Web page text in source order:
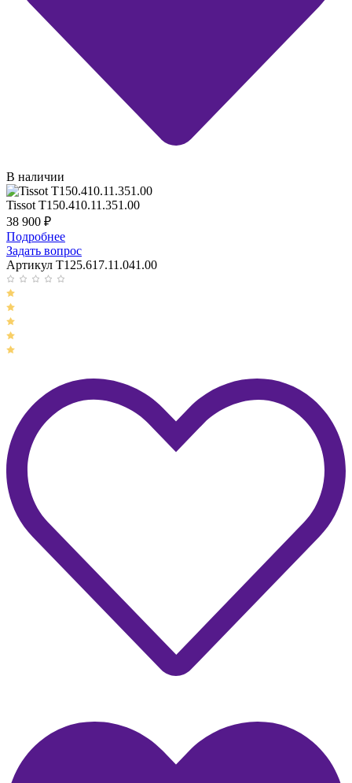
В наличии
Tissot T150.410.11.351.00
38 900 ₽
Подробнее
Задать вопрос
Артикул T125.617.11.041.00